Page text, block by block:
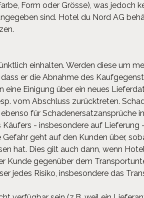
Form oder Grösse), was jedoch
sind. Hotel du Nord AG
einhalten. Werden diese um
er die Abnahme des
Einigung über ein neues
vom Abschluss zurücktreten.
für Schadenersatzansprüche
- insbesondere auf Lieferung
geht auf den Kunden über,
hat. Dies gilt auch dann, wenn
Kunde gegenüber dem
jedes Risiko, insbesondere das